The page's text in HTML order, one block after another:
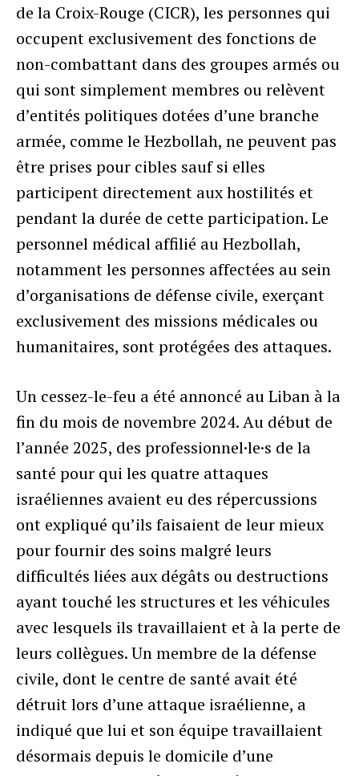
de la Croix-Rouge (CICR), les personnes qui
occupent exclusivement des fonctions de
non-combattant dans des groupes armés ou
qui sont simplement membres ou relèvent
d’entités politiques dotées d’une branche
armée, comme le Hezbollah, ne peuvent pas
être prises pour cibles sauf si elles
participent directement aux hostilités et
pendant la durée de cette participation. Le
personnel médical affilié au Hezbollah,
notamment les personnes affectées au sein
d’organisations de défense civile, exerçant
exclusivement des missions médicales ou
humanitaires, sont protégées des attaques.
Un cessez-le-feu a été annoncé au Liban à la
fin du mois de novembre 2024. Au début de
l’année 2025, des professionnel·le·s de la
santé pour qui les quatre attaques
israéliennes avaient eu des répercussions
ont expliqué qu’ils faisaient de leur mieux
pour fournir des soins malgré leurs
difficultés liées aux dégâts ou destructions
ayant touché les structures et les véhicules
avec lesquels ils travaillaient et à la perte de
leurs collègues. Un membre de la défense
civile, dont le centre de santé avait été
détruit lors d’une attaque israélienne, a
indiqué que lui et son équipe travaillaient
désormais depuis le domicile d’une